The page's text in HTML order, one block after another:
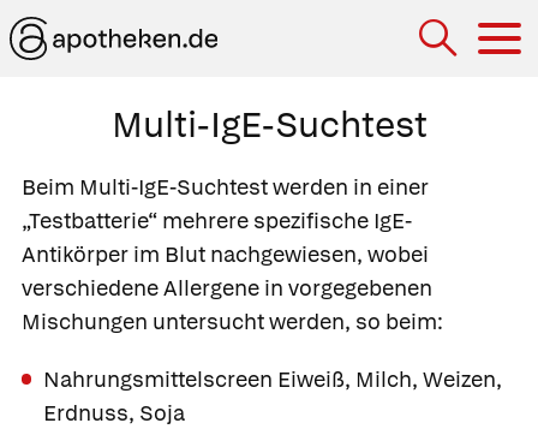
Multi-IgE-Suchtest
Beim Multi-IgE-Suchtest werden in einer
„Testbatterie“ mehrere spezifische IgE-
Antikörper im Blut nachgewiesen, wobei
verschiedene Allergene in vorgegebenen
Mischungen untersucht werden, so beim:
Nahrungsmittelscreen Eiweiß, Milch, Weizen,
Erdnuss, Soja